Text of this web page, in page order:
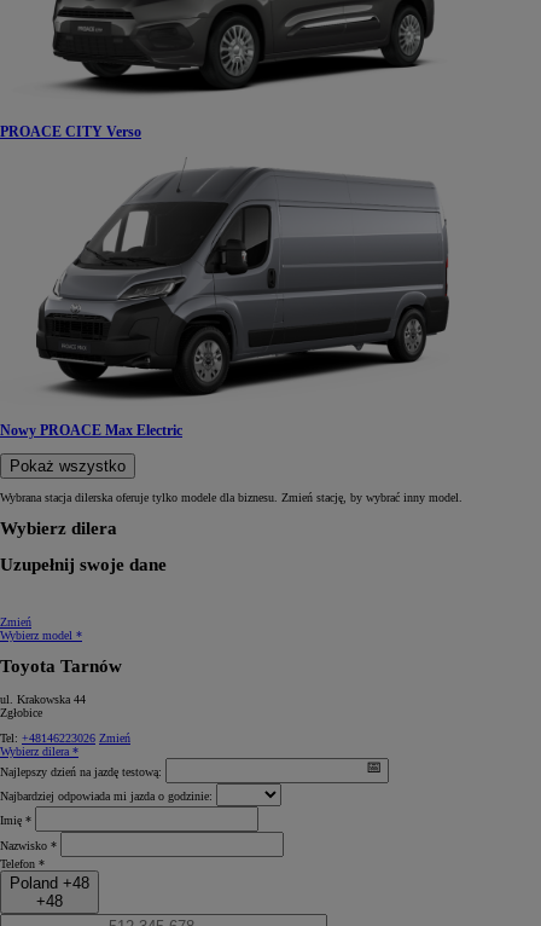
PROACE CITY Verso
Nowy PROACE Max Electric
Pokaż wszystko
Wybrana stacja dilerska oferuje tylko modele dla biznesu. Zmień stację, by wybrać inny model.
Wybierz dilera
Uzupełnij swoje dane
Zmień
Wybierz model *
Toyota Tarnów
ul. Krakowska 44
Zgłobice
Tel: +48146223026 Zmień
Wybierz dilera *
Najlepszy dzień na jazdę testową:
Najbardziej odpowiada mi jazda o godzinie:
Imię *
Nazwisko *
Telefon *
Poland +48
+48